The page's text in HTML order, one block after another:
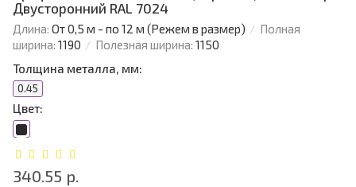
Двусторонний RAL 7024
Длина: От 0,5 м - по 12 м (Режем в размер)
Полная
ширина: 1190 Полезная ширина: 1150
Толщина металла, мм:
0.45
Цвет:
340.55 р.